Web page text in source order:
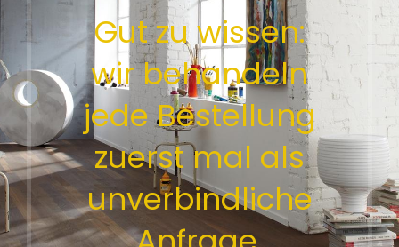
Gut zu wissen:
wir behandeln
jede Bestellung
zuerst mal als
unverbindliche